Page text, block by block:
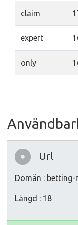
claim
expert
only
Url
Domän : betting-
Längd : 18